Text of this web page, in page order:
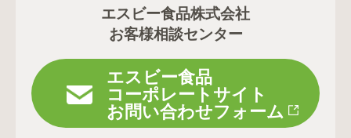
エスビー食品株式会社
お客様相談センター
エスビー食品
コーポレートサイト
お問い合わせフォーム